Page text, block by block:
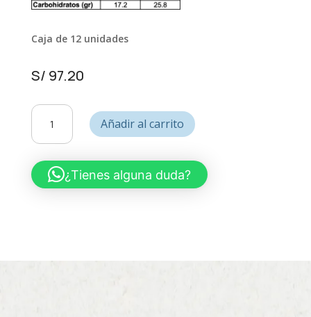
Caja de 12 unidades
S/ 97.20
Yogurt
Griego
Bajo
en
grasa
Sin
Añadir al carrito
¿Tienes alguna duda?